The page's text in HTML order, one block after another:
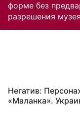
форме без
разрешения музея
Негатив:
«Маланка».